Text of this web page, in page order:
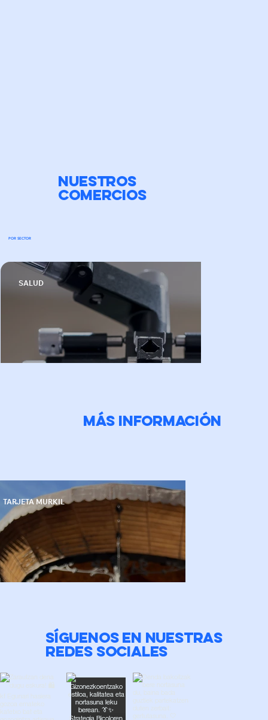
POR SECTOR
SALUD
NUESTROS
COMERCIOS
Más información
TARJETA MURKIL
SÍGUENOS EN NUESTRAS
REDES SOCIALES